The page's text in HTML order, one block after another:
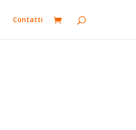
Contatti